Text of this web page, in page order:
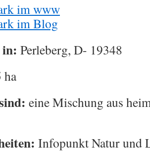
im www
im Blog
Perleberg, D- 19348
ha
eine Mischung aus
Infopunkt Natur und